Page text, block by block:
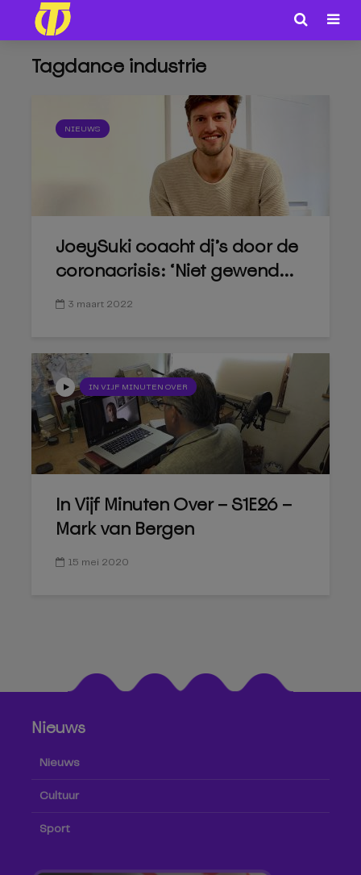
Tagdance industrie
NIEUWS
JoeySuki coacht dj’s door de
coronacrisis: ‘Niet gewend...
3 maart 2022
IN VIJF MINUTEN OVER
In Vijf Minuten Over – S1E26 –
Mark van Bergen
15 mei 2020
Nieuws
Nieuws
Cultuur
Sport